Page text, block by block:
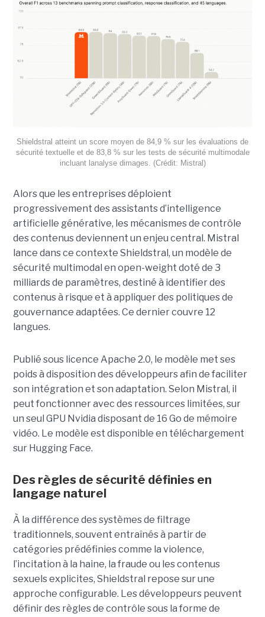
Shieldstral atteint un score moyen de 84,9 % sur les évaluations de
sécurité textuelle et de 83,8 % sur les tests de sécurité multimodale
incluant lanalyse dimages. (Crédit: Mistral)
Alors que les entreprises déploient
progressivement des assistants d’intelligence
artificielle générative, les mécanismes de contrôle
des contenus deviennent un enjeu central. Mistral
lance dans ce contexte Shieldstral, un modèle de
sécurité multimodal en open-weight doté de 3
milliards de paramètres, destiné à identifier des
contenus à risque et à appliquer des politiques de
gouvernance adaptées. Ce derniercouvre 12
langues.
Publié sous licence Apache 2.0, le modèle met ses
poids à disposition des développeurs afin de faciliter
son intégration et son adaptation. Selon Mistral, il
peut fonctionner avec des ressources limitées, sur
un seul GPU Nvidia disposant de 16 Go de mémoire
vidéo. Le modèle est disponible en téléchargement
sur Hugging Face.
Des règles de sécurité définies en
langage naturel
À la différence des systèmes de filtrage
traditionnels, souvent entraînés à partir de
catégories prédéfinies comme la violence,
l’incitation à la haine, la fraude ou les contenus
sexuels explicites, Shieldstral repose sur une
approche configurable. Les développeurs peuvent
définir des règles de contrôle sous la forme de